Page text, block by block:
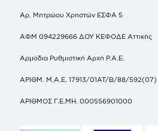
Αρ. Μητρώου Χρηστών ΕΣΦΑ 5
ΑΦΜ 094229666 ΔΟΥ ΚΕΦΟΔΕ Αττικής
Αρμόδια Ρυθμιστική Αρχή Ρ.Α.Ε.
ΑΡΙΘΜ. Μ.Α.Ε. 17913/01ΑΤ/Β/88/592(07)
ΑΡΙΘΜΟΣ Γ.Ε.ΜΗ. 000556901000